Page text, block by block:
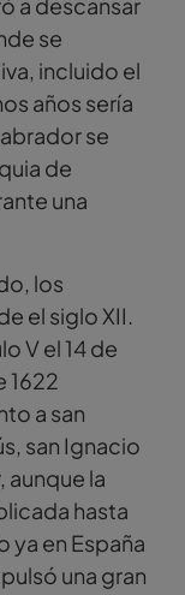
a descansar
se
incluido el
años sería
se
de
una
los
el siglo XII.
V el 14 de
1622
a san
san Ignacio
aunque la
hasta
ya en España
una gran